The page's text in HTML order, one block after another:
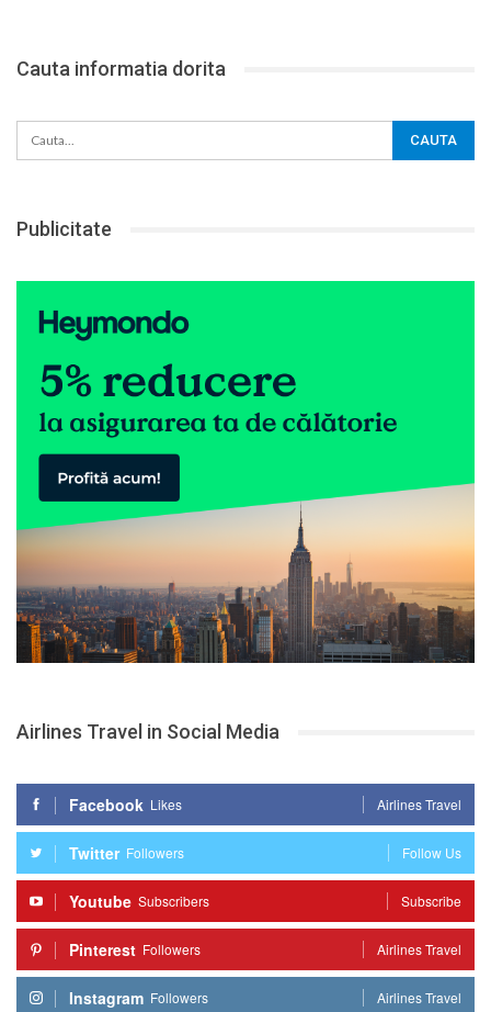
Cauta informatia dorita
Publicitate
Airlines Travel in Social Media
Facebook Likes Airlines Travel
Twitter Followers Follow Us
Youtube Subscribers Subscribe
Pinterest Followers Airlines Travel
Instagram Followers Airlines Travel